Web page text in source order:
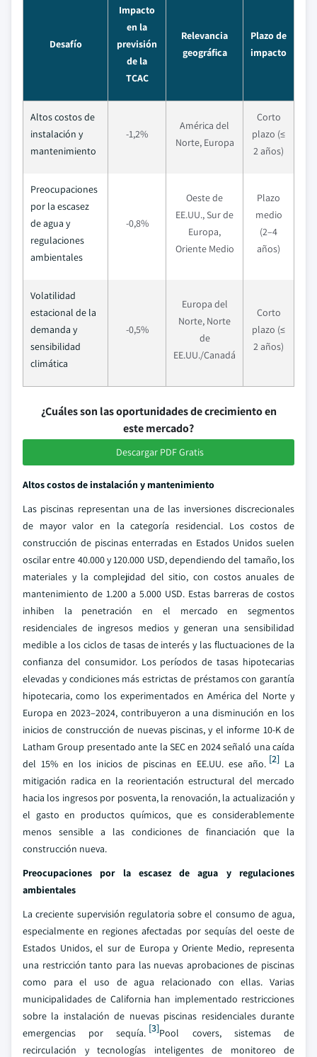
Desafío
Impacto
en la
previsión
de la
TCAC
Relevancia
geográfica
Plazo de
impacto
Altos costos de
instalación y
mantenimiento
-1,2%
América del
Norte, Europa
Corto
plazo (≤
2 años)
Preocupaciones
por la escasez
de agua y
regulaciones
ambientales
-0,8%
Oeste de
EE.UU., Sur de
Europa,
Oriente Medio
Plazo
medio
(2–4
años)
Volatilidad
estacional de la
demanda y
sensibilidad
climática
-0,5%
Europa del
Norte, Norte
de
EE.UU./Canadá
Corto
plazo (≤
2 años)
¿Cuáles son las oportunidades de crecimiento en
este mercado?
Descargar PDF Gratis
Altos costos de instalación y mantenimiento
Las piscinas representan una de las inversiones discrecionales
de mayor valor en la categoría residencial. Los costos de
construcción de piscinas enterradas en Estados Unidos suelen
oscilar entre 40.000 y 120.000 USD, dependiendo del tamaño, los
materiales y la complejidad del sitio, con costos anuales de
mantenimiento de 1.200 a 5.000 USD. Estas barreras de costos
inhiben la penetración en el mercado en segmentos
residenciales de ingresos medios y generan una sensibilidad
medible a los ciclos de tasas de interés y las fluctuaciones de la
confianza del consumidor. Los períodos de tasas hipotecarias
elevadas y condiciones más estrictas de préstamos con garantía
hipotecaria, como los experimentados en América del Norte y
Europa en 2023–2024, contribuyeron a una disminución en los
inicios de construcción de nuevas piscinas, y el informe 10-K de
Latham Group presentado ante la SEC en 2024 señaló una caída
del 15% en los inicios de piscinas en EE.UU. ese año. [2] La
mitigación radica en la reorientación estructural del mercado
hacia los ingresos por posventa, la renovación, la actualización y
el gasto en productos químicos, que es considerablemente
menos sensible a las condiciones de financiación que la
construcción nueva.
Preocupaciones por la escasez de agua y regulaciones
ambientales
La creciente supervisión regulatoria sobre el consumo de agua,
especialmente en regiones afectadas por sequías del oeste de
Estados Unidos, el sur de Europa y Oriente Medio, representa
una restricción tanto para las nuevas aprobaciones de piscinas
como para el uso de agua relacionado con ellas. Varias
municipalidades de California han implementado restricciones
sobre la instalación de nuevas piscinas residenciales durante
emergencias por sequía. [3]Pool covers, sistemas de
recirculación y tecnologías inteligentes de monitoreo de